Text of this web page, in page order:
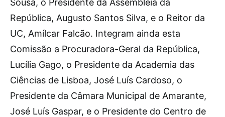
Sousa, o Presidente da Assembleia da
República, Augusto Santos Silva, e o Reitor da
UC, Amílcar Falcão. Integram ainda esta
Comissão a Procuradora-Geral da República,
Lucília Gago, o Presidente da Academia das
Ciências de Lisboa, José Luís Cardoso, o
Presidente da Câmara Municipal de Amarante,
José Luís Gaspar, e o Presidente do Centro de